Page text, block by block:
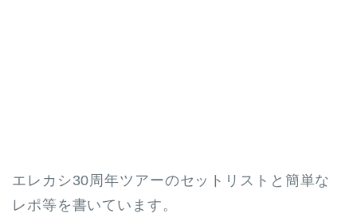
エレカシ30周年ツアーのセットリストと簡単な
レポ等を書いています。